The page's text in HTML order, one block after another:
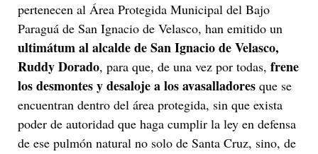
pertenecen al Área Protegida Municipal del Bajo
Paraguá de San Ignacio de Velasco, han emitido un
ultimátum al alcalde de San Ignacio de Velasco,
Ruddy Dorado, para que, de una vez por todas, frene
los desmontes y desaloje a los avasalladores que se
encuentran dentro del área protegida, sin que exista
poder de autoridad que haga cumplir la ley en defensa
de ese pulmón natural no solo de Santa Cruz, sino, de